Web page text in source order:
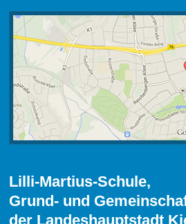
Lilli-Martius-Schule,
Grund- und
der Landeshauptstadt